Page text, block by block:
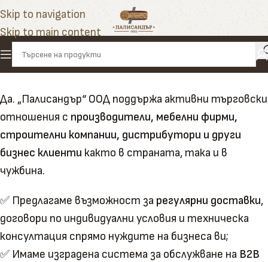
Skip to navigation
Skip to main content
Да. „Палисандър“ ООД поддържа активни търговски
отношения с производители, мебелни фирми,
строителни компании, дистрибутори и други
бизнес клиенти както в страната, така и в
чужбина.
✅ Предлагаме възможност за регулярни доставки,
договори по индивидуални условия и техническа
консултация спрямо нуждите на бизнеса ви;
✅ Имаме изградена система за обслужване на B2B